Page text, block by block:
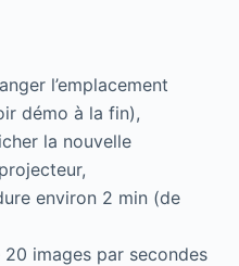
l’emplacement
démo à la fin),
la nouvelle
environ 2 min (de
images par secondes